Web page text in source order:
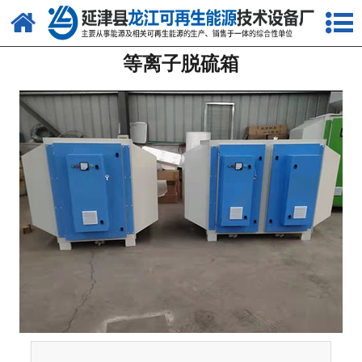
网站首页
产品中心
新闻中心
客户案例
视频中心
联系我们
等离子脱硫箱